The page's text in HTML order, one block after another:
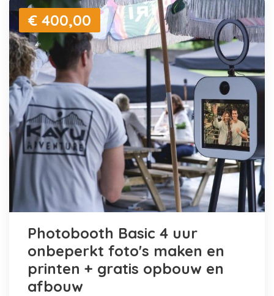
€ 400,00
Photobooth Basic 4 uur
onbeperkt foto's maken en
printen + gratis opbouw en
afbouw